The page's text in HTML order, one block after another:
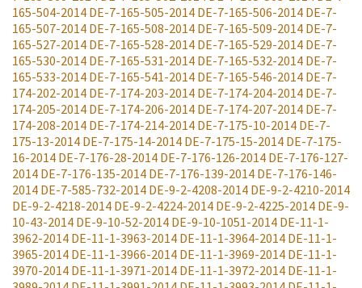
165-504-2014 DE-7-165-505-2014 DE-7-165-506-2014 DE-7-
165-507-2014 DE-7-165-508-2014 DE-7-165-509-2014 DE-7-
165-527-2014 DE-7-165-528-2014 DE-7-165-529-2014 DE-7-
165-530-2014 DE-7-165-531-2014 DE-7-165-532-2014 DE-7-
165-533-2014 DE-7-165-541-2014 DE-7-165-546-2014 DE-7-
174-202-2014 DE-7-174-203-2014 DE-7-174-204-2014 DE-7-
174-205-2014 DE-7-174-206-2014 DE-7-174-207-2014 DE-7-
174-208-2014 DE-7-174-214-2014 DE-7-175-10-2014 DE-7-
175-13-2014 DE-7-175-14-2014 DE-7-175-15-2014 DE-7-175-
16-2014 DE-7-176-28-2014 DE-7-176-126-2014 DE-7-176-127-
2014 DE-7-176-135-2014 DE-7-176-139-2014 DE-7-176-146-
2014 DE-7-585-732-2014 DE-9-2-4208-2014 DE-9-2-4210-2014
DE-9-2-4218-2014 DE-9-2-4224-2014 DE-9-2-4225-2014 DE-9-
10-43-2014 DE-9-10-52-2014 DE-9-10-1051-2014 DE-11-1-
3962-2014 DE-11-1-3963-2014 DE-11-1-3964-2014 DE-11-1-
3965-2014 DE-11-1-3966-2014 DE-11-1-3969-2014 DE-11-1-
3970-2014 DE-11-1-3971-2014 DE-11-1-3972-2014 DE-11-1-